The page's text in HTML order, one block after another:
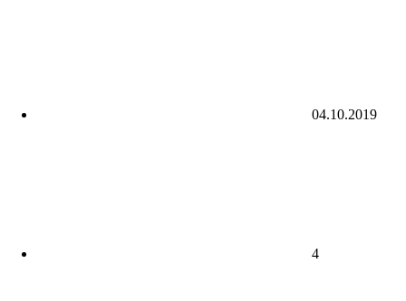
04.10.2019
4